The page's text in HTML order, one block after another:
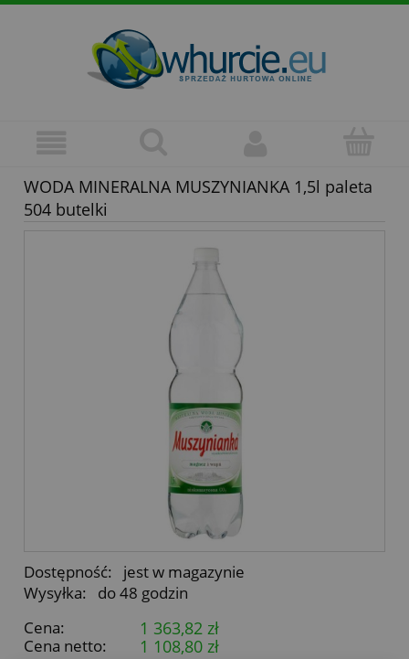
WODA MINERALNA MUSZYNIANKA 1,5l paleta
504 butelki
Dostępność:
jest w magazynie
Wysyłka:
do 48 godzin
Cena:
1 363,82 zł
Cena netto: 1 108,80 zł